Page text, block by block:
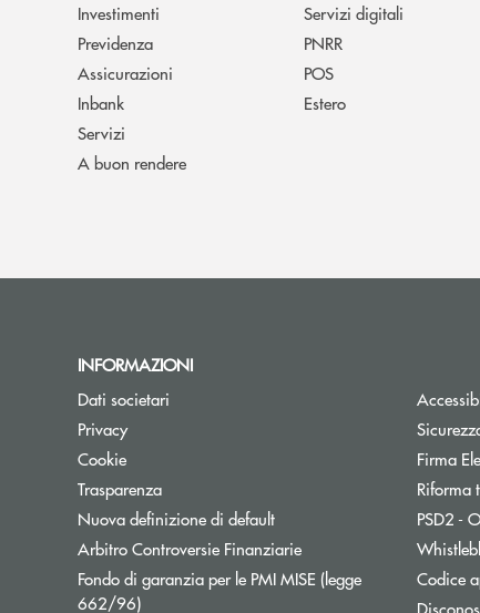
Investimenti
Previdenza
Assicurazioni
Inbank
Servizi
A buon rendere
Servizi digitali
PNRR
POS
Estero
INFORMAZIONI
Dati societari
Privacy
Cookie
Trasparenza
Nuova definizione di default
Arbitro Controversie FinanziarieApre una nuova finestra
Fondo di garanzia per le PMI MISE (legge
662/96)Apre una nuova finestra
Firma
Riforma
PSD2 -
Codice